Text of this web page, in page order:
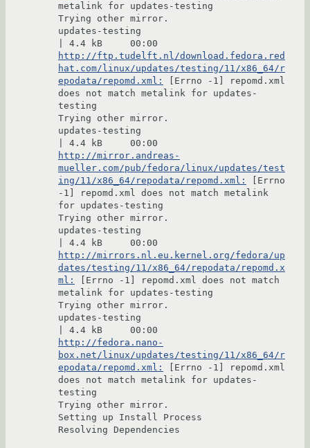
metalink for updates-testing
Trying other mirror.
updates-testing
http://ftp.tudelft.nl/download.fedora.red
hat.com/linux/updates/testing/11/x86_64/r
epodata/repomd.xml:
[Errno -1] repomd.xml
does not match metalink for updates-
testing
Trying other mirror.
updates-testing
http://mirror.andreas-
mueller.com/pub/fedora/linux/updates/test
ing/11/x86_64/repodata/repomd.xml:
[Errno
-1] repomd.xml does not match metalink
for updates-testing
Trying other mirror.
updates-testing
http://mirrors.nl.eu.kernel.org/fedora/up
dates/testing/11/x86_64/repodata/repomd.x
ml:
[Errno -1] repomd.xml does not match
metalink for updates-testing
Trying other mirror.
updates-testing
http://fedora.nano-
box.net/linux/updates/testing/11/x86_64/r
epodata/repomd.xml:
[Errno -1] repomd.xml
does not match metalink for updates-
testing
Trying other mirror.
Setting up Install Process